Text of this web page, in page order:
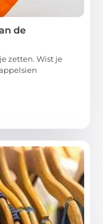
de
zetten. Wist je